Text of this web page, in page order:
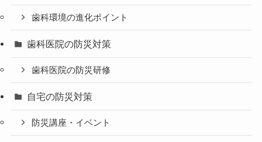
歯科環境の進化ポイント
歯科医院の防災対策
歯科医院の防災研修
自宅の防災対策
防災講座・イベント